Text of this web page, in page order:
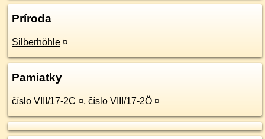
Príroda
Silberhöhle ¤
Pamiatky
číslo VIII/17-2C ¤, číslo VIII/17-2Ö ¤